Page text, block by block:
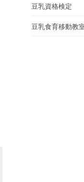
豆乳資格検定
豆乳食育移動教